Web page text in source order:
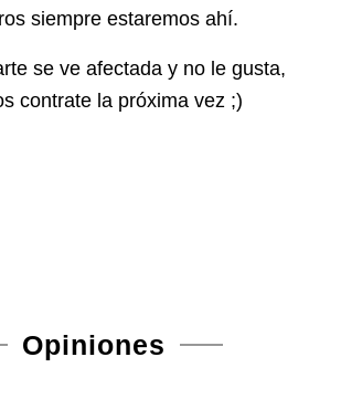
siempre estaremos ahí.
se ve afectada y no le gusta,
contrate la próxima vez ;)
Opiniones